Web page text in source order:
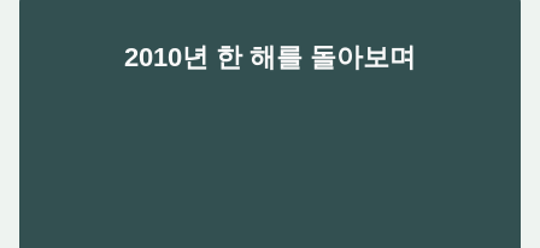
2010년 한 해를 돌아보며